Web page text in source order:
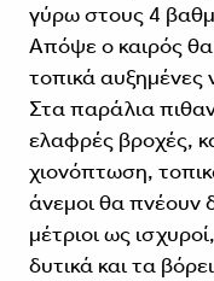
γύρω στους 4
Απόψε ο καιρός θα
τοπικά
Στα παράλια
ελαφρές βροχές,
χιονόπτωση,
άνεμοι θα πνέουν
μέτριοι ως
δυτικά και τα